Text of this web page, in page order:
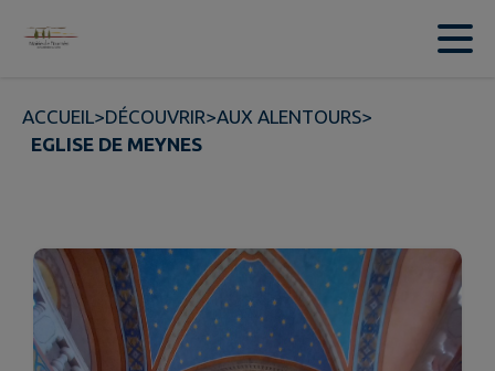
Contenu
ACCUEIL>DÉCOUVRIR>AUX ALENTOURS>
EGLISE DE MEYNES